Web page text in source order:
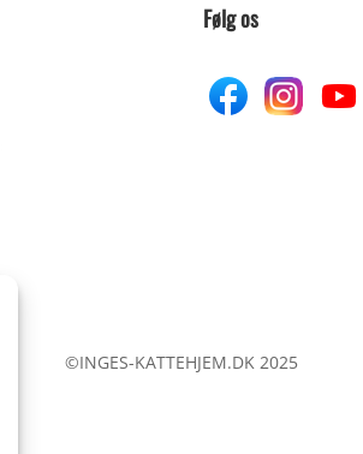
Følg os
©INGES-KATTEHJEM.DK 2025